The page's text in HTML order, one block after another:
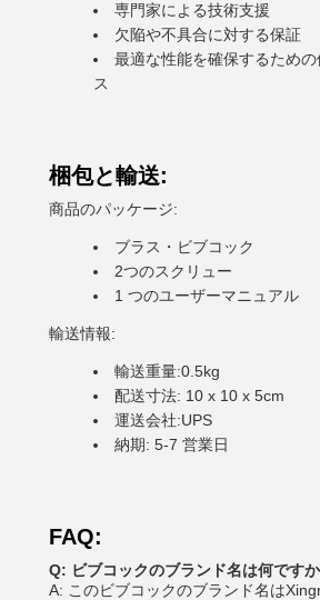
専門家による技術支援
欠陥や不具合に対する保証
最適な性能を確保するため
ス
梱包と輸送:
商品のパッケージ:
ブラス・ビブコック
2つのスクリュー
1 つのユーザーマニュアル
輸送情報:
輸送重量:0.5kg
配送寸法: 10 x 10 x 5cm
運送会社:UPS
納期: 5-7 営業日
FAQ:
Q: ビブコックのブランド名は何です
A: このビブコックのブランド名は